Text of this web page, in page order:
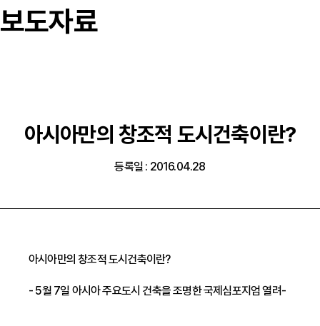
보도자료
아시아만의 창조적 도시건축이란?
등록일 : 2016.04.28
아시아만의 창조적 도시건축이란?
- 5월 7일 아시아 주요도시 건축을 조명한 국제심포지엄 열려-